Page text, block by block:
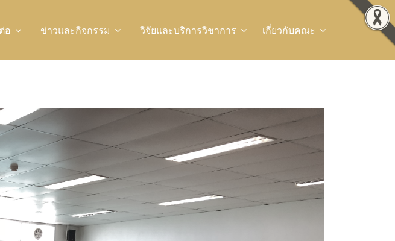
อ ข่าวและกิจกรรม วิจัยและบริการวิชาการ เกี่ยวกับคณะ